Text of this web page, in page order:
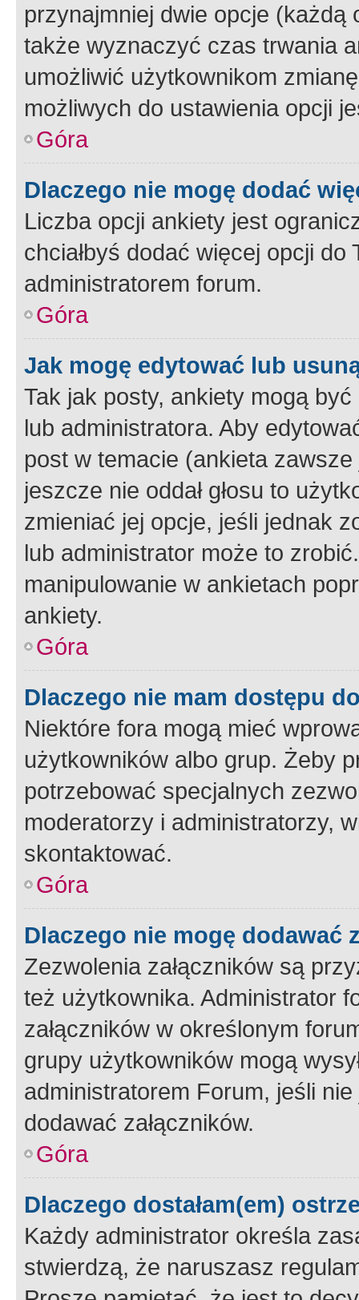
przynajmniej dwie opcje
także wyznaczyć czas trwania
umożliwić użytkownikom
możliwych do ustawienia opcji
Góra
Dlaczego nie mogę dodać
Liczba opcji ankiety jest
chciałbyś dodać więcej opcji
administratorem forum.
Góra
Jak mogę edytować lub
Tak jak posty, ankiety mogą
lub administratora. Aby
post w temacie (ankieta
jeszcze nie oddał głosu to
zmieniać jej opcje, jeśli jednak
lub administrator może to
manipulowanie w ankietach
ankiety.
Góra
Dlaczego nie mam dostępu
Niektóre fora mogą mieć
użytkowników albo grup. Żeby
potrzebować specjalnych
moderatorzy i administratorzy,
skontaktować.
Góra
Dlaczego nie mogę dodawać
Zezwolenia załączników są
też użytkownika. Administrator
załączników w określonym
grupy użytkowników mogą
administratorem Forum, jeśli
dodawać załączników.
Góra
Dlaczego dostałam(em)
Każdy administrator określa
stwierdzą, że naruszasz